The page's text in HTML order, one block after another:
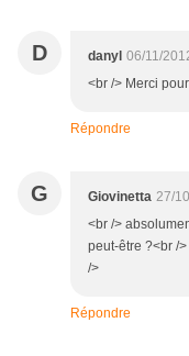
D danyl 06/11/
<br /> Merci
Répondre
G Giovinetta 27/
<br />
peut-être ?<br /
/>
Répondre